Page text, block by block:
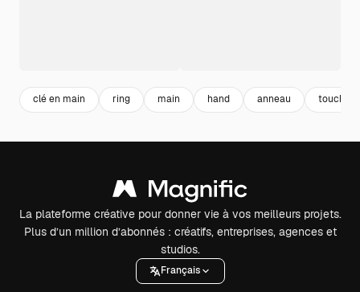
clé en main ring main hand anneau toucher
La plateforme créative pour donner vie à vos meilleurs projets.
Plus d’un million d’abonnés : créatifs, entreprises, agences et
studios.
Français